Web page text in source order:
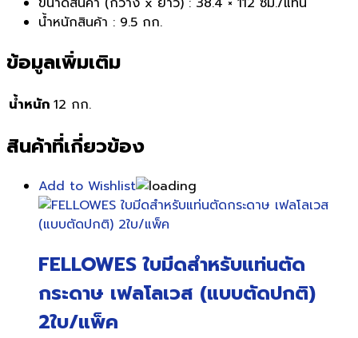
น้ำหนักสินค้า : 9.5 กก.
ข้อมูลเพิ่มเติม
น้ำหนัก 12 กก.
สินค้าที่เกี่ยวข้อง
Add to Wishlist
FELLOWES ใบมีดสำหรับแท่นตัด
กระดาษ เฟลโลเวส (แบบตัดปกติ)
2ใบ/แพ็ค